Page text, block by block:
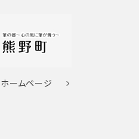
ホームページ